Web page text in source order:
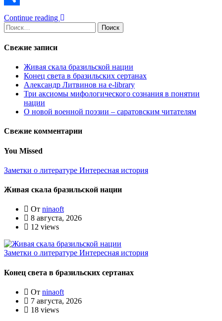
Отправить
Continue reading
Найти:
Свежие записи
Живая скала бразильской нации
Конец света в бразильских сертанах
Александр Литвинов на e-library
Три аксиомы мифологического сознания в понятии
нации
О новой военной поэзии – саратовским читателям
Свежие комментарии
You Missed
Заметки о литературе Интересная история
Живая скала бразильской нации
От ninaoft
8 августа, 2026
12 views
Заметки о литературе Интересная история
Конец света в бразильских сертанах
От ninaoft
7 августа, 2026
18 views